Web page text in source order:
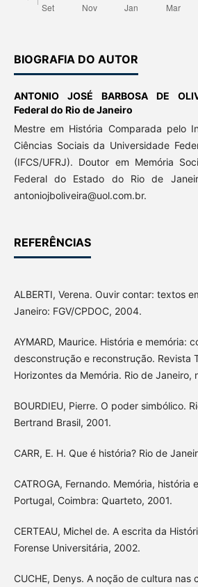
BIOGRAFIA DO AUTOR
ANTONIO JOSÉ BARBOSA DE
Federal do Rio de Janeiro
Mestre em História Comparada pelo
Ciências Sociais da Universidade
(IFCS/UFRJ). Doutor em Memória
Federal do Estado do Rio de
antoniojboliveira@uol.com.br.
REFERÊNCIAS
ALBERTI, Verena. Ouvir contar: textos
Janeiro: FGV/CPDOC, 2004.
AYMARD, Maurice. História e memória:
desconstrução e reconstrução. Revista
Horizontes da Memória. Rio de Janeiro,
BOURDIEU, Pierre. O poder simbólico.
Bertrand Brasil, 2001.
CARR, E. H. Que é história? Rio de
CATROGA, Fernando. Memória, história
Portugal, Coimbra: Quarteto, 2001.
CERTEAU, Michel de. A escrita da
Forense Universitária, 2002.
CUCHE, Denys. A noção de cultura nas